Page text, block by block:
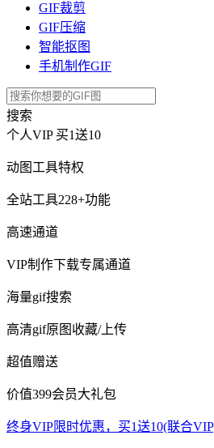
GIF裁剪
GIF压缩
智能抠图
手机制作GIF
搜索
个人VIP 买1送10
动图工具特权
全站工具228+功能
高速通道
VIP制作下载专属通道
海量gif搜索
高清gif原图收藏/上传
超值赠送
价值399会员大礼包
终身VIP限时优惠，买1送10(联合